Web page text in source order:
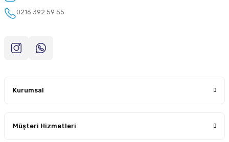
0216 392 59 55
Kurumsal
Müşteri Hizmetleri